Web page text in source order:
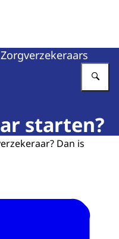
Zorgautoriteit
Zorgverzekeraars
starten?
Dan is